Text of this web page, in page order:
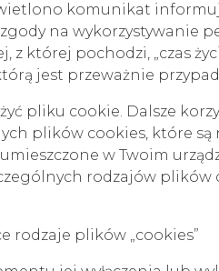
komunikat
na wykorzystywanie
której pochodzi, „czas
jest przeważnie
pliku cookie. Dalsze
plików cookies, które
w Twoim
rodzajów
rodzaje plików „cookies”